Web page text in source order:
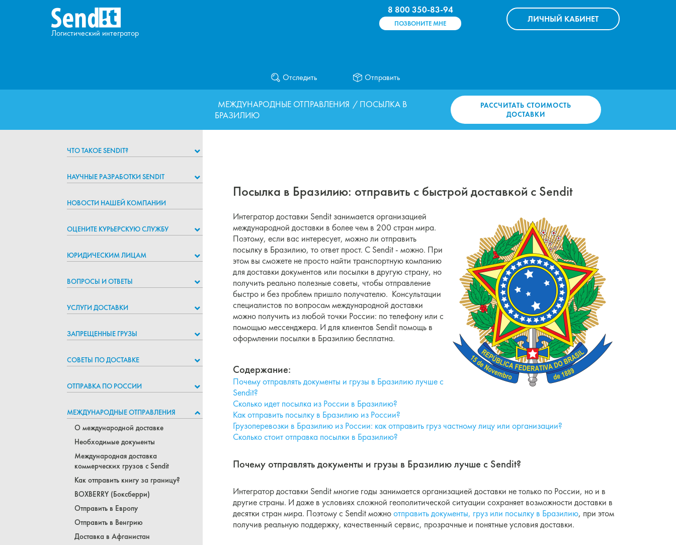
8 800 350-83-94
ПОЗВОНИТЕ МНЕ ЛИЧНЫЙ КАБИНЕТ
Логистический интегратор
Отследить Отправить
МЕЖДУНАРОДНЫЕ ОТПРАВЛЕНИЯ / ПОСЫЛКА В
БРАЗИЛИЮ
РАССЧИТАТЬ СТОИМОСТЬ
ДОСТАВКИ
ЧТО ТАКОЕ SENDIT?
НАУЧНЫЕ РАЗРАБОТКИ SENDIT
НОВОСТИ НАШЕЙ КОМПАНИИ
ОЦЕНИТЕ КУРЬЕРСКУЮ СЛУЖБУ
ЮРИДИЧЕСКИМ ЛИЦАМ
ВОПРОСЫ И ОТВЕТЫ
УСЛУГИ ДОСТАВКИ
ЗАПРЕЩЕННЫЕ ГРУЗЫ
СОВЕТЫ ПО ДОСТАВКЕ
ОТПРАВКА ПО РОССИИ
МЕЖДУНАРОДНЫЕ ОТПРАВЛЕНИЯ
О международной доставке
Необходимые документы
Международная доставка
коммерческих грузов с Sendit
Как отправить книгу за границу?
BOXBERRY (Боксберри)
Отправить в Европу
Отправить в Венгрию
Доставка в Афганистан
Посылка в Бразилию: отправить с быстрой доставкой с Sendit
Интегратор доставки Sendit занимается организацией
международной доставки в более чем в 200 стран мира.
Поэтому, если вас интересует, можно ли отправить
посылку в Бразилию, то ответ прост. С Sendit - можно. При
этом вы сможете не просто найти транспортную компанию
для доставки документов или посылки в другую страну, но
получить реально полезные советы, чтобы отправление
быстро и без проблем пришло получателю. Консультации
специалистов по вопросам международной доставки
можно получить из любой точки России: по телефону или с
помощью мессенджера. И для клиентов Sendit помощь в
оформлении посылки в Бразилию бесплатна.
Содержание:
Почему отправлять документы и грузы в Бразилию лучше с
Sendit?
Сколько идет посылка из России в Бразилию?
Как отправить посылку в Бразилию из России?
Грузоперевозки в Бразилию из России: как отправить груз частному лицу или организации?
Сколько стоит отправка посылки в Бразилию?
Почему отправлять документы и грузы в Бразилию лучше с Sendit?
Интегратор доставки Sendit многие годы занимается организацией доставки не только по России, но и в
другие страны. И даже в условиях сложной геополитической ситуации сохраняет возможности доставки в
десятки стран мира. Поэтому с Sendit можноотправить документы, груз или посылку в Бразилию, при этом
получив реальную поддержку, качественный сервис, прозрачные и понятные условия доставки.